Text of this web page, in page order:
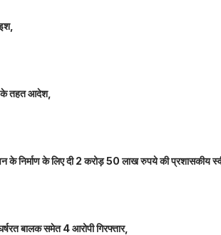
के तहत आदेश,
के निर्माण के लिए दी 2 करोड़ 50 लाख रुपये की प्रशासकीय
बालक समेत 4 आरोपी गिरफ्तार,